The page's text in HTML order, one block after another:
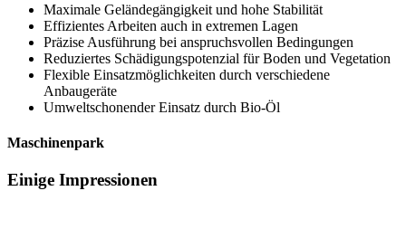
Maximale Geländegängigkeit und hohe Stabilität
Effizientes Arbeiten auch in extremen Lagen
Präzise Ausführung bei anspruchsvollen Bedingungen
Reduziertes Schädigungspotenzial für Boden und Vegetation
Flexible Einsatzmöglichkeiten durch verschiedene
Anbaugeräte
Umweltschonender Einsatz durch Bio-Öl
Maschinenpark
Einige Impressionen